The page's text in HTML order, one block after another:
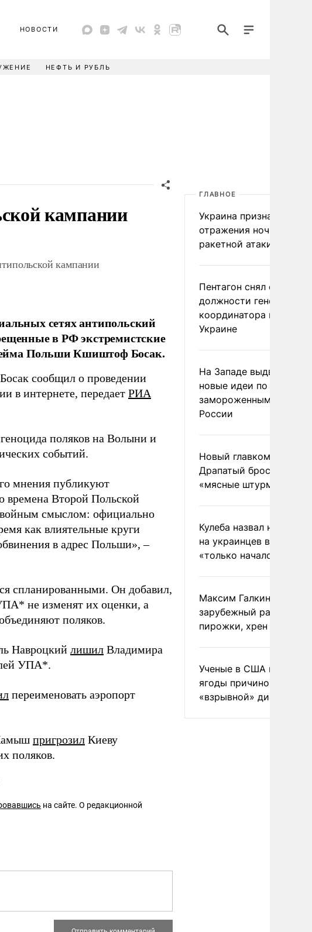
НОВОСТИ
НЕФТЬ И РУБЛЬ
кампании
кампании
сетях антипольский
в РФ экстремистские
Польши Кшиштоф Босак.
сообщил о проведении
в интернете, передает РИА
поляков на Волыни и
событий.
мнения публикуют
времена Второй Польской
смыслом: официально
как влиятельные круги
в адрес Польши», –
спланированными. Он добавил,
не изменят их оценки, а
поляков.
Навроцкий лишил Владимира
УПА*.
переименовать аэропорт
пригрозил Киеву
поляков.
на сайте. О редакционной
ГЛАВНОЕ
Украина признала
отражения ночной
ракетной атаки
Пентагон снял с
должности генерала-
координатора помощи
Украине
На Западе выдвинули
новые идеи по
замороженным
России
Новый главком ВСУ
Драпатый бросил
«мясные штурмы»
Кулеба назвал
на украинцев в Польше
«только началом»
Максим Галкин
зарубежный райдер
пирожки, хрен и морс
Ученые в США назвали
ягоды причиной
«взрывной» диареи